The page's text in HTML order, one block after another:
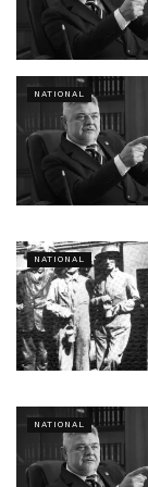
***
„Astfel,la 6
Românieia
prezidenţiale
au compromis
electorale’,
Decizia Curţii a
ingerinţă
discursurilor
fără precedent”,
Decizia
prezentat
NATIONAL
NATIONAL
NATIONAL